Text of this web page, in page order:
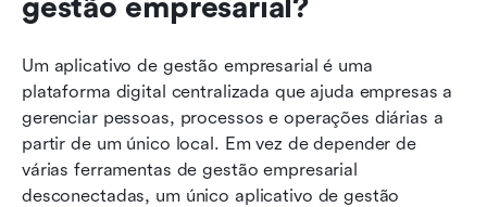
gestão empresarial?
Um aplicativo de gestão empresarial é uma
plataforma digital centralizada que ajuda empresas a
gerenciar pessoas, processos e operações diárias a
partir de um único local. Em vez de depender de
várias ferramentas de gestão empresarial
desconectadas, um único aplicativo de gestão